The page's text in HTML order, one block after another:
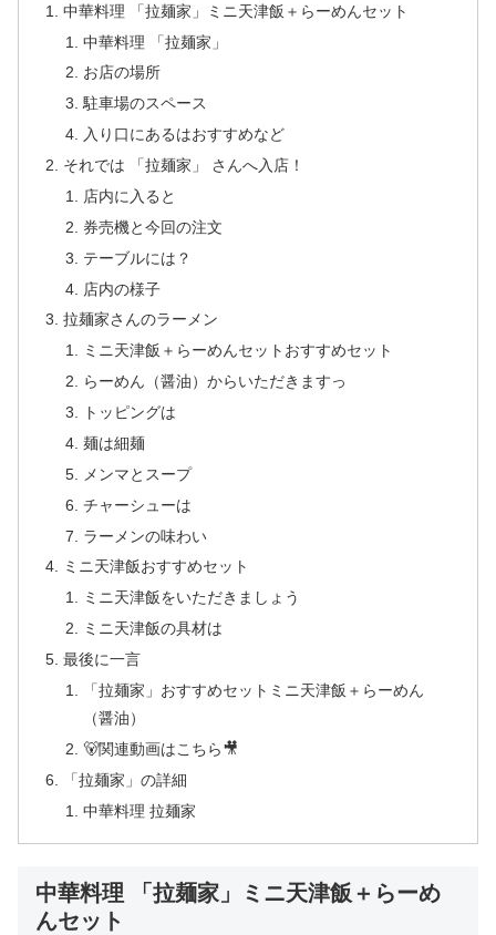
中華料理 「拉麺家」ミニ天津飯＋らーめんセット
中華料理 「拉麺家」
お店の場所
駐車場のスペース
入り口にあるはおすすめなど
それでは 「拉麺家」 さんへ入店！
店内に入ると
券売機と今回の注文
テーブルには？
店内の様子
拉麺家さんのラーメン
ミニ天津飯＋らーめんセットおすすめセット
らーめん（醤油）からいただきますっ
トッピングは
麺は細麺
メンマとスープ
チャーシューは
ラーメンの味わい
ミニ天津飯おすすめセット
ミニ天津飯をいただきましょう
ミニ天津飯の具材は
最後に一言
「拉麺家」おすすめセットミニ天津飯＋らーめん
（醤油）
🐻関連動画はこちら🎥
「拉麺家」の詳細
中華料理 拉麺家
中華料理 「拉麺家」ミニ天津飯＋らーめ
んセット